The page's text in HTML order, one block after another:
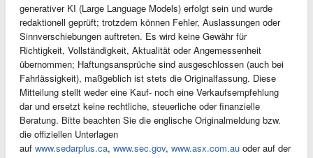
generativer KI (Large Language Models) erfolgt sein und wurde
redaktionell geprüft; trotzdem können Fehler, Auslassungen oder
Sinnverschiebungen auftreten. Es wird keine Gewähr für
Richtigkeit, Vollständigkeit, Aktualität oder Angemessenheit
übernommen; Haftungsansprüche sind ausgeschlossen (auch bei
Fahrlässigkeit), maßgeblich ist stets die Originalfassung. Diese
Mitteilung stellt weder eine Kauf- noch eine Verkaufsempfehlung
dar und ersetzt keine rechtliche, steuerliche oder finanzielle
Beratung. Bitte beachten Sie die englische Originalmeldung bzw.
die offiziellen Unterlagen
auf www.sedarplus.ca, www.sec.gov, www.asx.com.au oder auf der